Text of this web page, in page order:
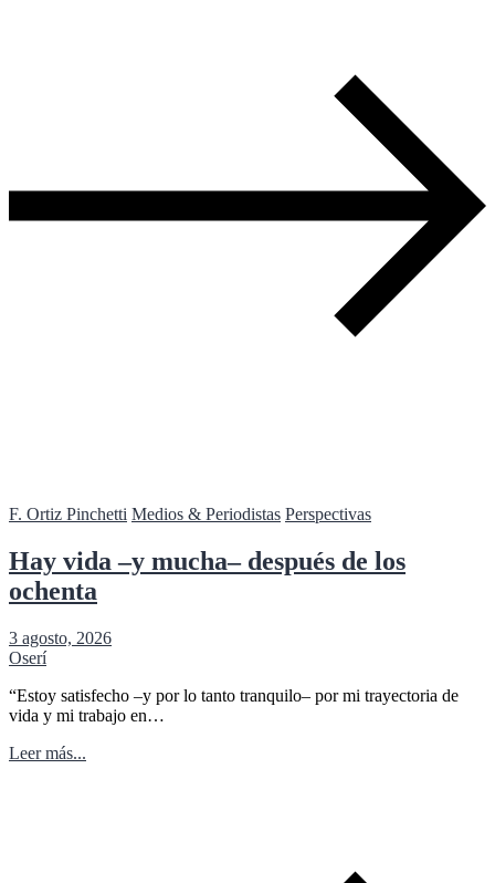
F. Ortiz Pinchetti Medios & Periodistas Perspectivas
Hay vida –y mucha– después de los
ochenta
3 agosto, 2026
Oserí
“Estoy satisfecho –y por lo tanto tranquilo– por mi trayectoria de
vida y mi trabajo en…
Leer más...